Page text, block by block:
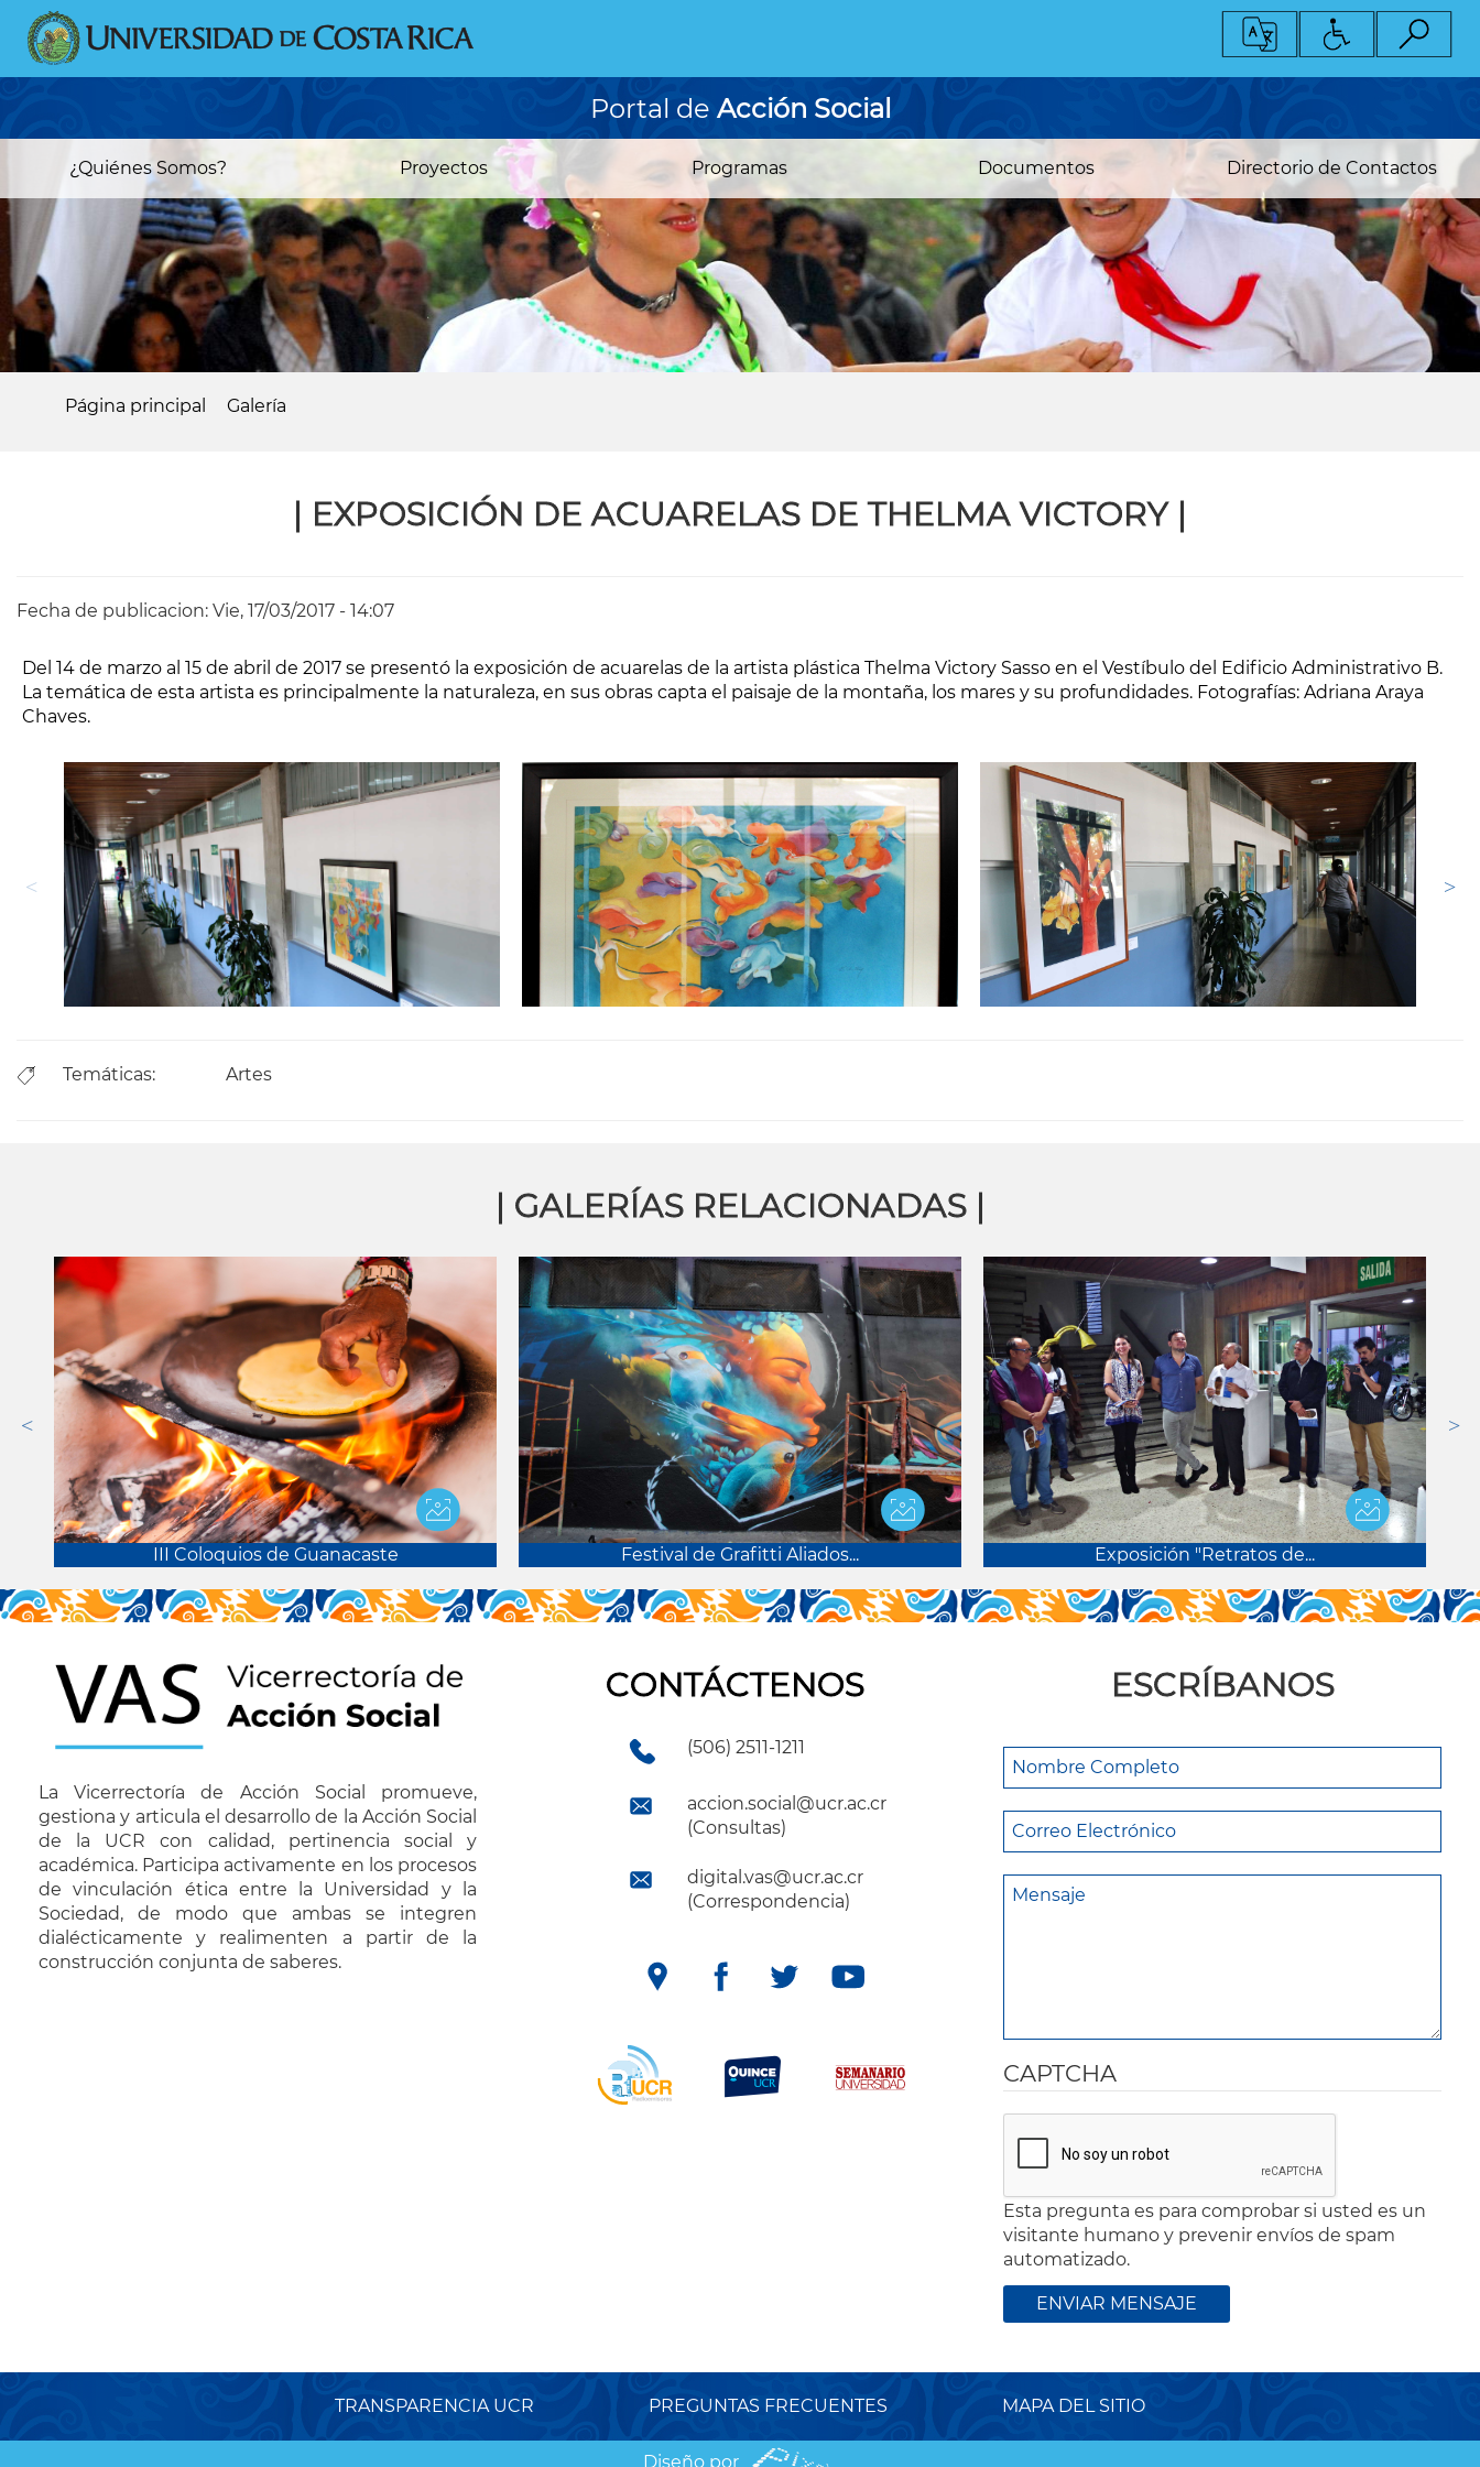
Pasar
contenido
principal
Portal de Acción Social
Main
navigation
¿Quiénes Somos? Proyectos Programas Documentos Directorio de Contactos
la
navegación
Página principal Galería
| EXPOSICIÓN DE ACUARELAS DE THELMA VICTORY|
Fecha de publicacion: Vie, 17/03/2017 - 14:07
Del 14 de marzo al 15 de abril de 2017 se presentó la exposición de acuarelas de la artista plástica Thelma Victory Sasso en el Vestíbulo del Edificio Administrativo B.
La temática de esta artista es principalmente la naturaleza, en sus obras capta el paisaje de la montaña, los mares y su profundidades. Fotografías: Adriana Araya
Chaves.
Temáticas: Artes
| GALERÍAS RELACIONADAS |
III Coloquios de Guanacaste Festival de Grafitti Aliados... Exposición "Retratos de...
La Vicerrectoría de Acción Social promueve,
gestiona y articula el desarrollo de la Acción Social
de la UCR con calidad, pertinencia social y
académica. Participa activamente en los procesos
de vinculación ética entre la Universidad y la
Sociedad, de modo que ambas se integren
dialécticamente y realimenten a partir de la
construcción conjunta de saberes.
CONTÁCTENOS
(506) 2511-1211
accion.social@ucr.ac.cr
(Consultas)
digital.vas@ucr.ac.cr
(Correspondencia)
ESCRÍBANOS
CAPTCHA
Esta pregunta es para comprobar si usted es un
visitante humano y prevenir envíos de spam
automatizado.
TRANSPARENCIA UCR PREGUNTAS FRECUENTES MAPA DEL SITIO
Diseño por